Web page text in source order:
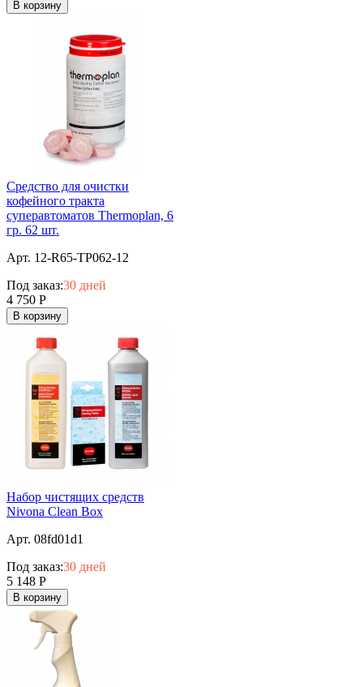
В корзину
Средство для очистки
кофейного тракта
суперавтоматов Thermoplan, 6
гр. 62 шт.
Арт. 12-R65-TP062-12
Под заказ:30 дней
4 750 Р
В корзину
Набор чистящих средств
Nivona Clean Box
Арт. 08fd01d1
Под заказ:30 дней
5 148 Р
В корзину